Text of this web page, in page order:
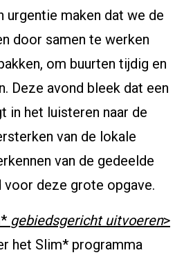
maken dat we de
door samen te werken
om buurten tijdig en
Deze avond bleek dat een
in het luisteren naar de
van de lokale
van de gedeelde
deze grote opgave.
gebiedsgericht uitvoeren>
het Slim* programma